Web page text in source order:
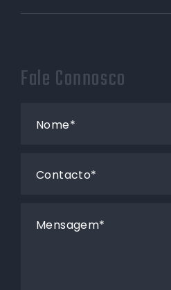
Fale Connosco
Nome*
Contacto*
Mensagem*